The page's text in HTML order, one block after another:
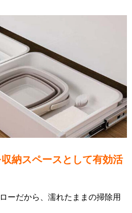
納スペースとして有効活
ーだから、濡れたままの掃除用